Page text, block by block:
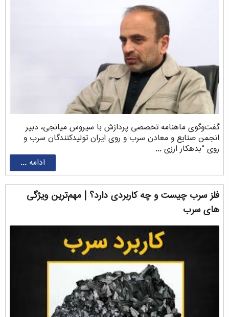
گفت‌وگوی ماهنامه تخصصی پردازش با سیروس ‌میانجی، دبیر
انجمن صنایع و معادن سرب و روی ایران تولیدکنندگان سرب و
روی “بدهکار ارزی ...
ادامه ...
فلز سرب چیست و چه کاربردی دارد؟ | مهم‌ترین ویژگی
های سرب